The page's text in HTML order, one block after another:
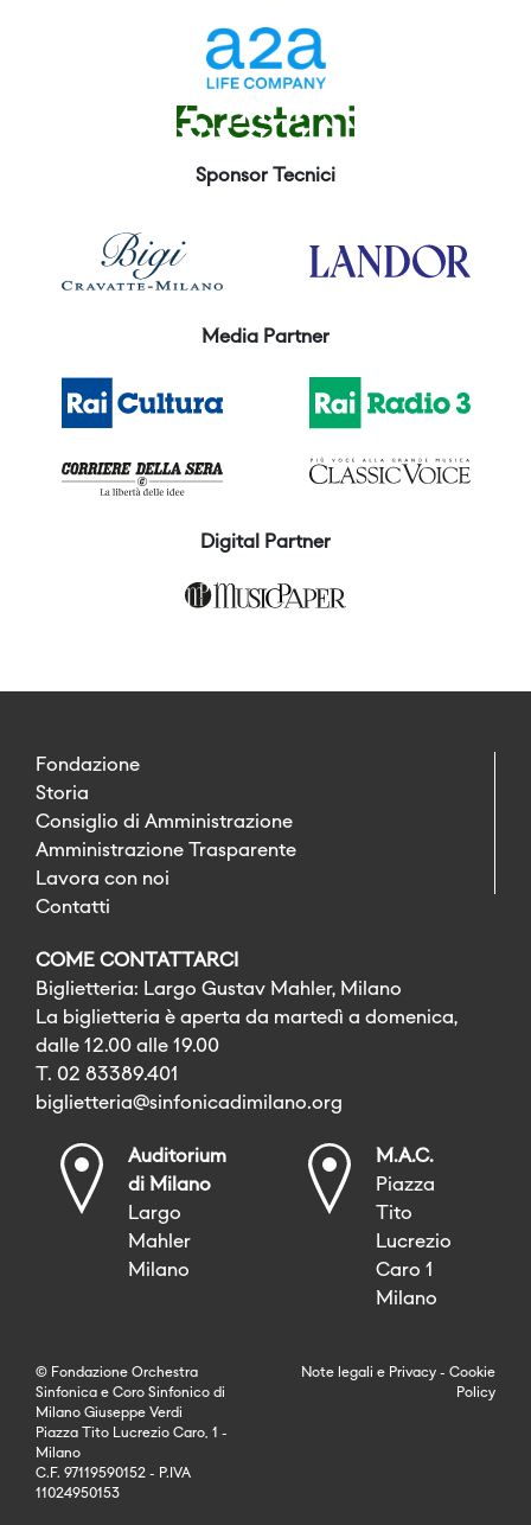
Sponsor Tecnici
Media Partner
Digital Partner
Fondazione
Storia
Consiglio di Amministrazione
Amministrazione Trasparente
Lavora con noi
Contatti
COME CONTATTARCI
Biglietteria: Largo Gustav Mahler, Milano
La biglietteria è aperta da martedì a domenica,
dalle 12.00 alle 19.00
T. 02 83389.401
biglietteria@sinfonicadimilano.org
Auditorium
di Milano
Largo
Mahler
Milano
M.A.C.
Piazza
Tito
Lucrezio
Caro 1
Milano
© Fondazione Orchestra
Sinfonica e Coro Sinfonico di
Milano Giuseppe Verdi
Piazza Tito Lucrezio Caro, 1 -
Milano
C.F. 97119590152 - P.IVA
11024950153
Note legali e Privacy - Cookie
Policy